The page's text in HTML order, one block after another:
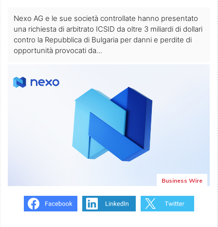
Nexo AG e le sue società controllate hanno presentato
una richiesta di arbitrato ICSID da oltre 3 miliardi di dollari
contro la Repubblica di Bulgaria per danni e perdite di
opportunità provocati da...
Business Wire